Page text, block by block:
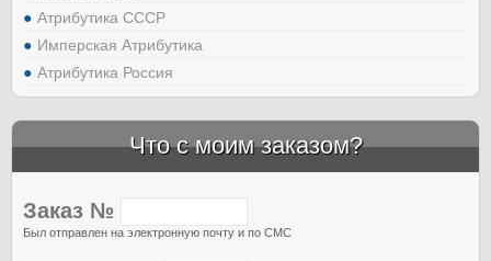
Атрибутика СССР
Имперская Атрибутика
Атрибутика Россия
Что с моим заказом?
Заказ №
Был отправлен на электронную почту и по СМС